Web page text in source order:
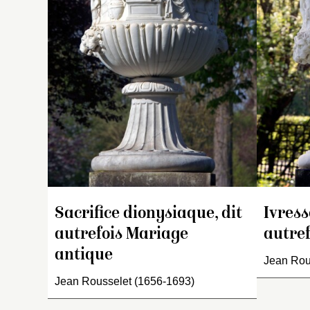
Sacrifice dionysiaque, dit
autrefois Mariage
antique
Jean Rousselet (1656-1693)
Jean